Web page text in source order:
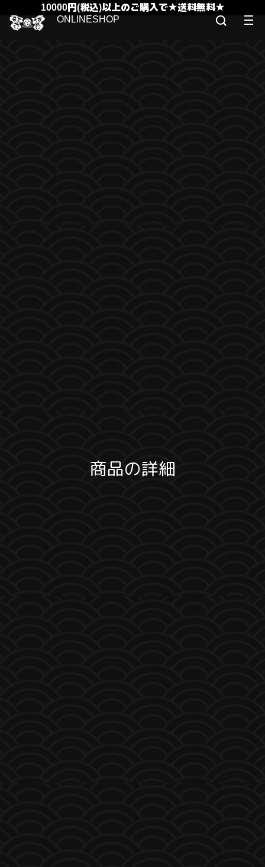
10000円(税込)以上のご購入で★送料無料★
商品の詳細
ONLINESHOP